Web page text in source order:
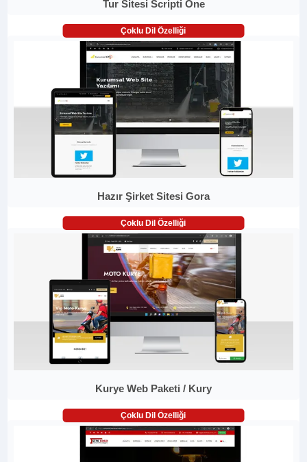
Tur Sitesi Scripti One
Çoklu Dil Özelliği
Hazır Şirket Sitesi Gora
Çoklu Dil Özelliği
Kurye Web Paketi / Kury
Çoklu Dil Özelliği